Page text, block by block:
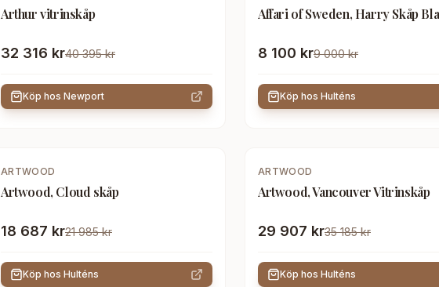
Arthur vitrinskåp
32 316 kr40 395 kr
Köp hos Newport
Affari of Sweden, Harry Skåp
8 100 kr9 000 kr
Köp hos Hulténs
-15%
ARTWOOD
Artwood, Cloud skåp
18 687 kr21 985 kr
Köp hos Hulténs
-15%
ARTWOOD
Artwood, Vancouver Vitrinskåp
29 907 kr35 185 kr
Köp hos Hulténs